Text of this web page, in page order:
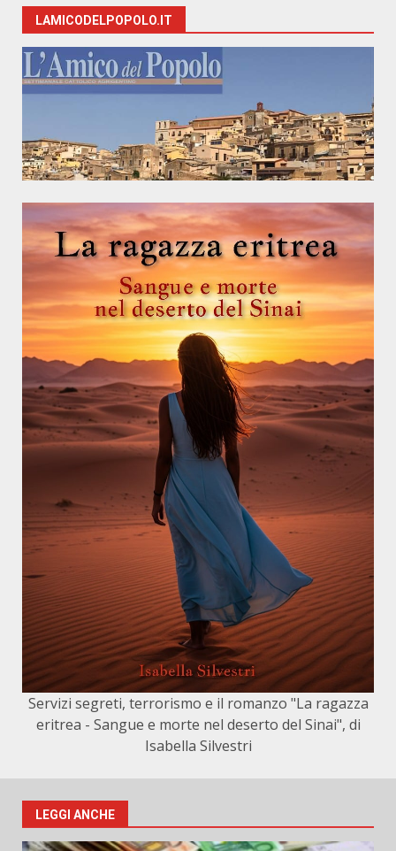
LAMICODELPOPOLO.IT
Servizi segreti, terrorismo e il romanzo "La ragazza
eritrea - Sangue e morte nel deserto del Sinai", di
Isabella Silvestri
LEGGI ANCHE